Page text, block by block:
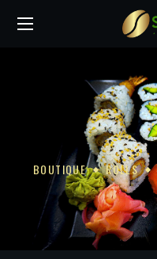
BOUTIQUE ROLLS